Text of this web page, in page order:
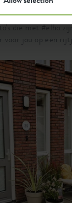
producten
die met #elho
voor jou op een